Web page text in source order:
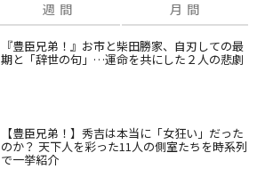
週 間 月 間
『豊臣兄弟！』お市と柴田勝家、自刃しての最
期と「辞世の句」…運命を共にした２人の悲劇
【豊臣兄弟！】秀吉は本当に「女狂い」だった
のか？ 天下人を彩った11人の側室たちを時系列
で一挙紹介